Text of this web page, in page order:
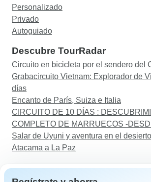
Personalizado
Privado
Autoguiado
Descubre TourRadar
Circuito en bicicleta por el sendero del
Grabacircuito Vietnam: Explorador de
días
Encanto de París, Suiza e Italia
CIRCUITO DE 10 DÍAS :
COMPLETO DE MARRUECOS -
Salar de Uyuni y aventura en el
Atacama a La Paz